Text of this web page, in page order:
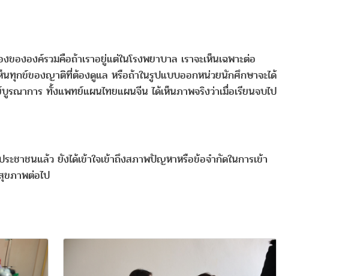
ององค์รวมคือถ้าเราอยู่แต่ในโรงพยาบาล เราจะเห็นเฉพาะต่อ
ทุกข์ของญาติที่ต้องดูแล หรือถ้าในรูปแบบออกหน่วยนักศึกษาจะได้
าการ ทั้งแพทย์แผนไทยแผนจีน ได้เห็นภาพจริงว่าเมื่อเรียนจบไป
ชาชนแล้ว ยังได้เข้าใจเข้าถึงสภาพปัญหาหรือข้อจำกัดในการเข้า
ขภาพต่อไป